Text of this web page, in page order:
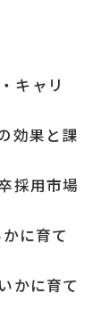
キャリ
効果と課
採用市場
に育て
かに育て